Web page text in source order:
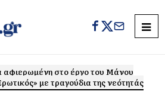
αφιερωμένη στο έργο του Μάνου
με τραγούδια της νεότητάς